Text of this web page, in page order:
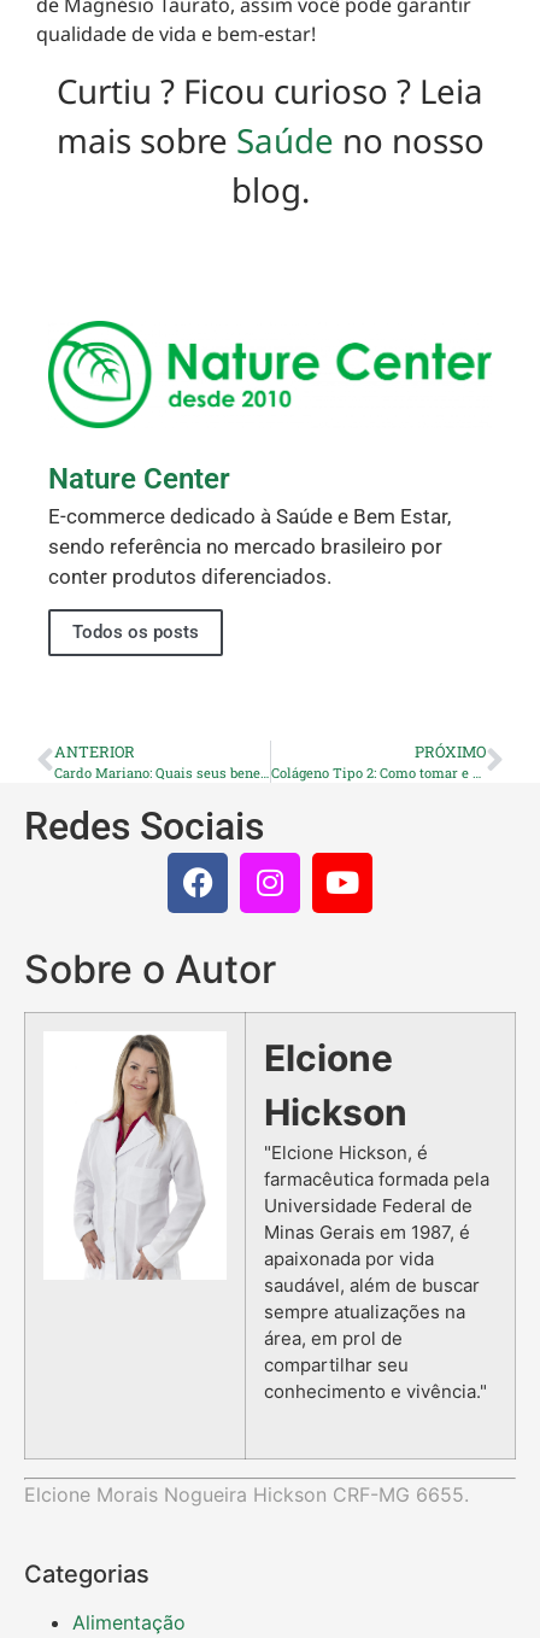
qualidade de vida e bem-estar!
Curtiu ? Ficou curioso ? Leia
mais sobre Saúde no nosso
blog.
Nature Center
E-commerce dedicado à Saúde e Bem Estar,
sendo referência no mercado brasileiro por
conter produtos diferenciados.
Todos os posts
ANTERIOR PRÓXIMO
Redes Sociais
Sobre o Autor
Elcione
Hickson
"Elcione Hickson, é
farmacêutica formada pela
Universidade Federal de
Minas Gerais em 1987, é
apaixonada por vida
saudável, além de buscar
sempre atualizações na
área, em prol de
compartilhar seu
conhecimento e vivência."
Elcione Morais Nogueira Hickson CRF-MG 6655.
Categorias
Alimentação